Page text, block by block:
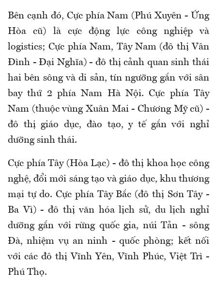
Bên cạnh đó, Cực phía Nam (Phú Xuyên - Ứng
Hòa cũ) là cực động lực công nghiệp và
logistics; Cực phía Nam, Tây Nam (đô thị Vân
Đình - Đại Nghĩa) - đô thị cảnh quan sinh thái
hai bên sông và di sản, tín ngưỡng gắn với sân
bay thứ 2 phía Nam Hà Nội. Cực phía Tây
Nam (thuộc vùng Xuân Mai - Chương Mỹ cũ) -
đô thị giáo dục, đào tạo, y tế gắn với nghỉ
dưỡng sinh thái.
Cực phía Tây (Hòa Lạc) - đô thị khoa học công
nghệ, đổi mới sáng tạo và giáo dục, khu thương
mại tự do. Cực phía Tây Bắc (đô thị Sơn Tây -
Ba Vì) - đô thị văn hóa lịch sử, du lịch nghỉ
dưỡng gắn với rừng quốc gia, núi Tản - sông
Đà, nhiệm vụ an ninh - quốc phòng; kết nối
với các đô thị Vĩnh Yên, Vĩnh Phúc, Việt Trì -
Phú Thọ.